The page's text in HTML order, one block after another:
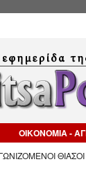
ΟΙΚΟΝΟΜΙΑ -